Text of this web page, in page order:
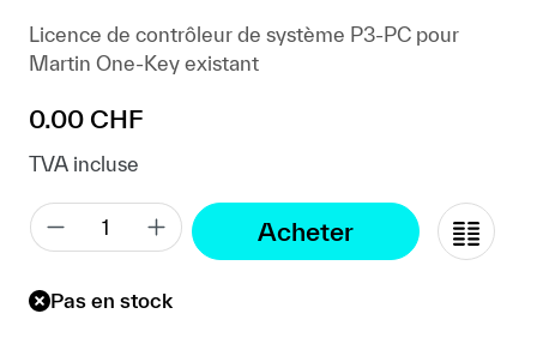
Licence de contrôleur de système P3-PC pour
Martin One-Key existant
Prix régulier :
0.00 CHF
TVA incluse
Acheter
Pas en stock